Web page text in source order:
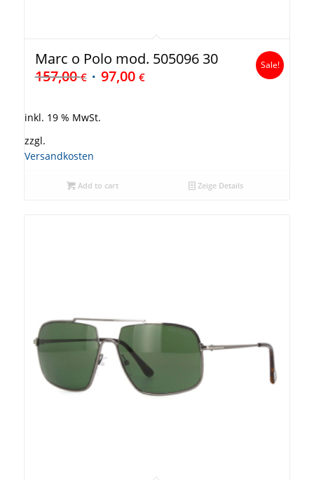
Marc o Polo mod. 505096 30
157,00€ 97,00 €
Sale!
inkl. 19 % MwSt.
zzgl.
Versandkosten
Add to cart Zeige Details